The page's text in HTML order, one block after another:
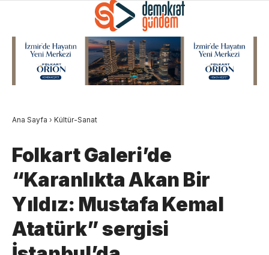
Ana Sayfa › Kültür-Sanat
Folkart Galeri’de
“Karanlıkta Akan Bir
Yıldız: Mustafa Kemal
Atatürk” sergisi